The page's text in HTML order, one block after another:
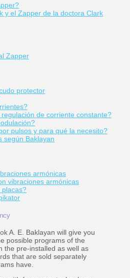
y el Zapper de la doctora Clark
Zapper
protector
de corriente constante?
pulsos y para qué la necesito?
según Baklayan
armónicas
vibraciones armónicas
placas?
A. E. Baklayan will give you
possible programs of the
the pre-installed as well as
that are sold separately
have.